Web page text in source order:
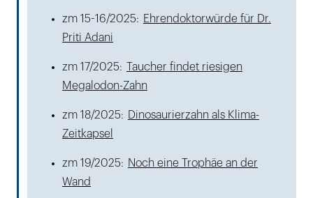
zm 15-16/2025: Ehrendoktorwürde für Dr.
Priti Adani
zm 17/2025:
Taucher findet riesigen
Megalodon-Zahn
zm 18/2025:
Dinosaurierzahn als Klima-
Zeitkapsel
zm 19/2025: Noch eine Trophäe an der
Wand